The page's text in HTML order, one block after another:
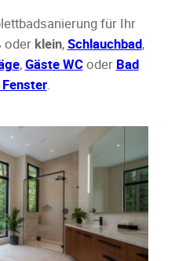
für Ihr
oder klein,Schlauchbad,
,Gäste WCoder Bad
.